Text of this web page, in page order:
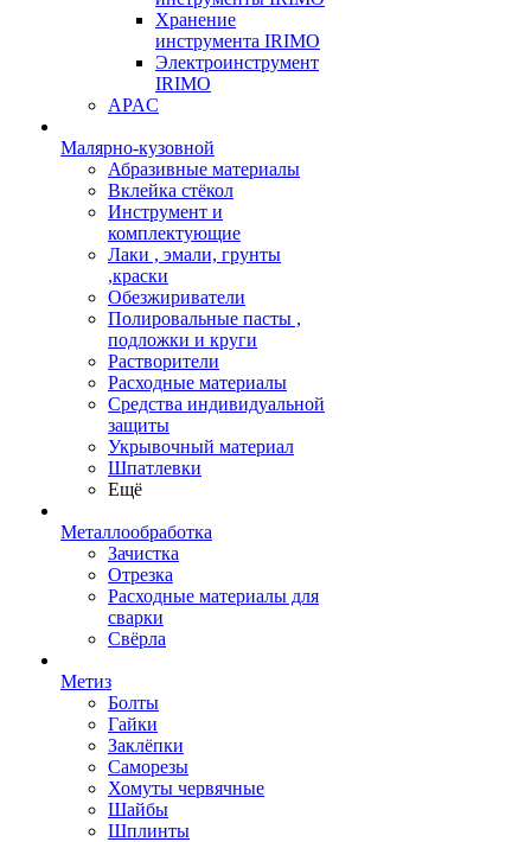
Хранение
инструмента IRIMO
Электроинструмент
IRIMO
APAC
Малярно-кузовной
Абразивные материалы
Вклейка стёкол
Инструмент и
комплектующие
Лаки , эмали, грунты
,краски
Обезжириватели
Полировальные пасты ,
подложки и круги
Растворители
Расходные материалы
Средства индивидуальной
защиты
Укрывочный материал
Шпатлевки
Ещё
Металлообработка
Зачистка
Отрезка
Расходные материалы для
сварки
Свёрла
Метиз
Болты
Гайки
Заклёпки
Саморезы
Хомуты червячные
Шайбы
Шплинты